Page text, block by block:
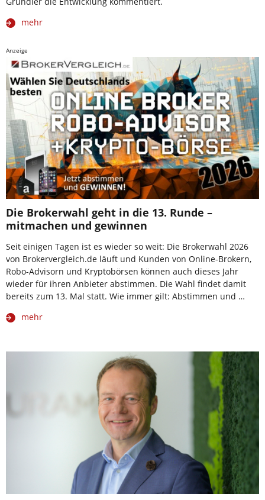
mehr
Anzeige
Die Brokerwahl geht in die 13. Runde –
mitmachen und gewinnen
Seit einigen Tagen ist es wieder so weit: Die Brokerwahl 2026
von Brokervergleich.de läuft und Kunden von Online-Brokern,
Robo-Advisorn und Kryptobörsen können auch dieses Jahr
wieder für ihren Anbieter abstimmen. Die Wahl findet damit
bereits zum 13. Mal statt. Wie immer gilt: Abstimmen und …
mehr